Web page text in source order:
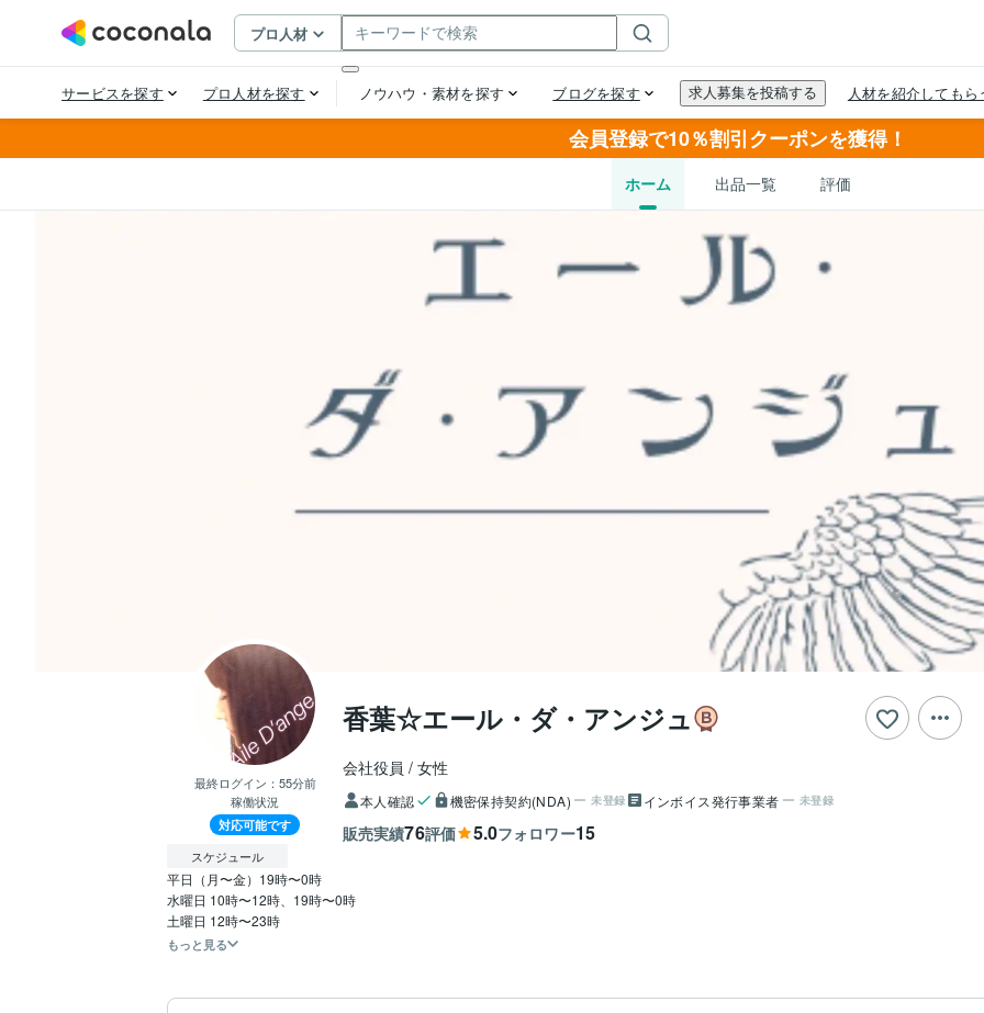
会員登録で10％割引クーポンを獲得！
ホーム 出品一覧 評価
最終ログイン： 55分前
稼働状況
対応可能です
香葉☆エール・ダ・アンジュ
会社役員 女性
本人確認 機密保持契約(NDA) 未登録 インボイス発行事業者 未登録
販売実績76評価 5.0フォロワー15
スケジュール
平日（月〜金）19時〜0時
水曜日 10時〜12時、19時〜0時
土曜日 12時〜23時
もっと見る